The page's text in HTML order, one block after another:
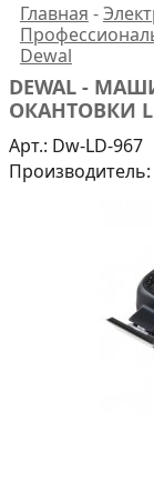
Главная -
Dewal
DEWAL -
ОКАНТОВКИ
Арт.: Dw-LD-967
Производитель: